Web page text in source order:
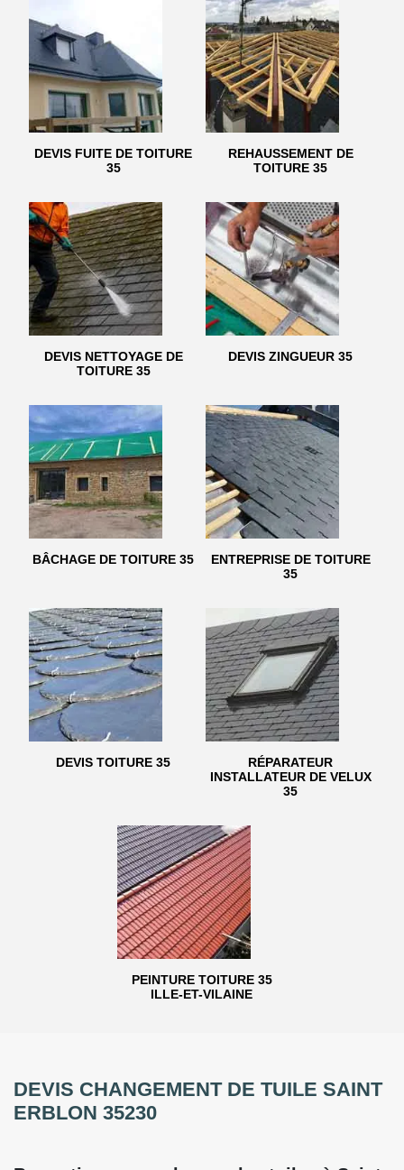
DEVIS FUITE DE TOITURE
35
REHAUSSEMENT DE
TOITURE 35
DEVIS NETTOYAGE DE
TOITURE 35
DEVIS ZINGUEUR 35
BÂCHAGE DE TOITURE 35
ENTREPRISE DE TOITURE
35
DEVIS TOITURE 35
RÉPARATEUR
INSTALLATEUR DE VELUX
35
PEINTURE TOITURE 35
ILLE-ET-VILAINE
DEVIS CHANGEMENT DE TUILE SAINT
ERBLON 35230